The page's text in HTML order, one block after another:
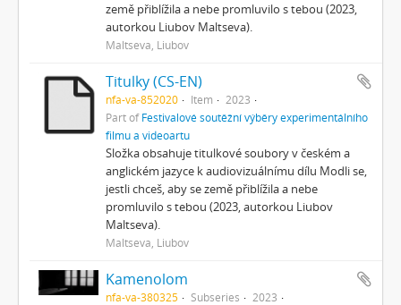
země přiblížila a nebe promluvilo s tebou (2023,
autorkou Liubov Maltseva).
Maltseva, Liubov
Titulky (CS-EN)
nfa-va-852020 Item
2023
Part ofFestivalové soutěžní výběry experimentálního
filmu a videoartu
Složka obsahuje titulkové soubory v českém a
anglickém jazyce k audiovizuálnímu dílu Modli se,
jestli chceš, aby se země přiblížila a nebe
promluvilo s tebou (2023, autorkou Liubov
Maltseva).
Maltseva, Liubov
Kamenolom
nfa-va-380325 Subseries
2023